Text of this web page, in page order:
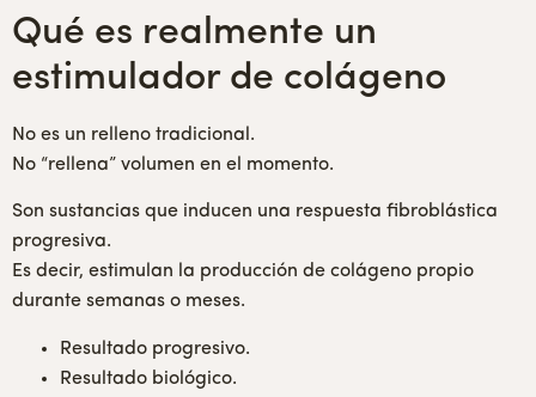
Qué es realmente un
estimulador de colágeno
No es un relleno tradicional.
No “rellena” volumen en el momento.
Son sustancias que inducen una respuesta fibroblástica
progresiva.
Es decir, estimulan la producción de colágeno propio
durante semanas o meses.
Resultado progresivo.
Resultado biológico.